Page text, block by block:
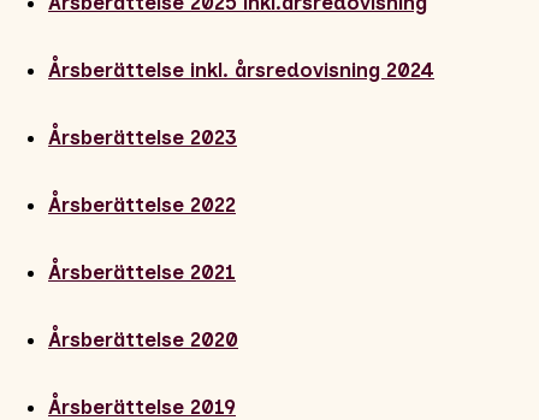
Årsberättelse inkl. årsredovisning 2024
Årsberättelse 2023
Årsberättelse 2022
Årsberättelse 2021
Årsberättelse 2020
Årsberättelse 2019